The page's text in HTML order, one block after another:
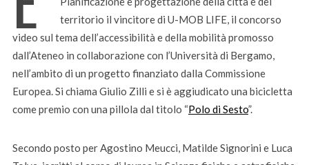
territorio il vincitore di U-MOB LIFE, il concorso
video sul tema dell’accessibilità e della mobilità promosso
dall’Ateneo in collaborazione con l’Università di Bergamo,
nell’ambito di un progetto finanziato dalla Commissione
Europea. Si chiama Giulio Zilli e si è aggiudicato una bicicletta
come premio con una pillola dal titolo “Polo di Sesto”.
Secondo posto per Agostino Meucci, Matilde Signorini e Luca